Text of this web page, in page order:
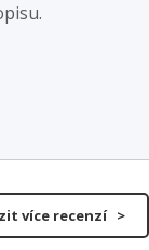
více recenzí >